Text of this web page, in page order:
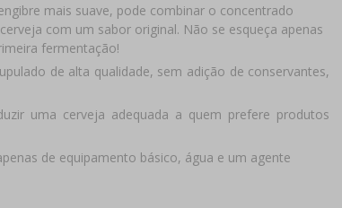
mais suave, pode combinar o concentrado
com um sabor original. Não se esqueça apenas
fermentação!
de alta qualidade, sem adição de conservantes,
uma cerveja adequada a quem prefere produtos
de equipamento básico, água e um agente